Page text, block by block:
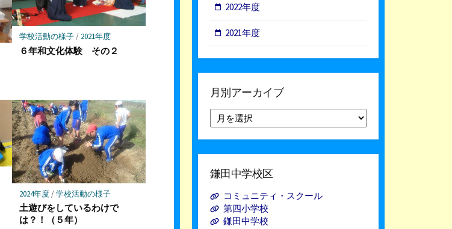
学校活動の様子/ 2021年度
６年和文化体験 その２
2024年度/学校活動の様子
土遊びをしているわけで
は？！（５年）
2022年度
2021年度
月別アーカイブ
別
ア
ー
イ
鎌田中学校区
コミュニティ・スクール
第四小学校
鎌田中学校